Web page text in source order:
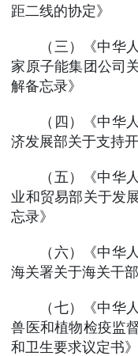
距二线的协定》
（三）《中华
家原子能集团公司
解备忘录》
（四）《中华
济发展部关于支持
（五）《中华
业和贸易部关于发
忘录》
（六）《中华
海关署关于海关干
（七）《中华
兽医和植物检疫监
和卫生要求议定书》